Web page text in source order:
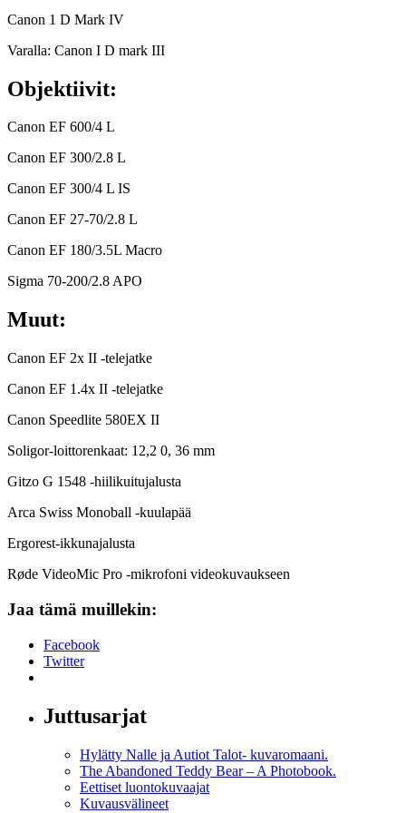
Canon 1 D Mark IV
Varalla: Canon I D mark III
Objektiivit:
Canon EF 600/4 L
Canon EF 300/2.8 L
Canon EF 300/4 L IS
Canon EF 27-70/2.8 L
Canon EF 180/3.5L Macro
Sigma 70-200/2.8 APO
Muut:
Canon EF 2x II -telejatke
Canon EF 1.4x II -telejatke
Canon Speedlite 580EX II
Soligor-loittorenkaat: 12,2 0, 36 mm
Gitzo G 1548 -hiilikuitujalusta
Arca Swiss Monoball -kuulapää
Ergorest-ikkunajalusta
Røde VideoMic Pro -mikrofoni videokuvaukseen
Jaa tämä muillekin:
Facebook
Twitter
Juttusarjat
Hylätty Nalle ja Autiot Talot- kuvaromaani.
The Abandoned Teddy Bear – A Photobook.
Eettiset luontokuvaajat
Kuvausvälineet